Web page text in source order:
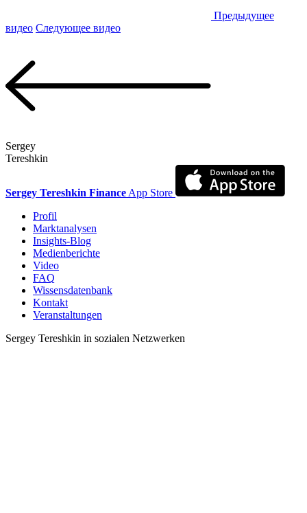
Предыдущее
видео Следующее видео
Sergey
Tereshkin
Sergey Tereshkin Finance App Store
Profil
Marktanalysen
Insights-Blog
Medienberichte
Video
FAQ
Wissensdatenbank
Kontakt
Veranstaltungen
Sergey Tereshkin in sozialen Netzwerken